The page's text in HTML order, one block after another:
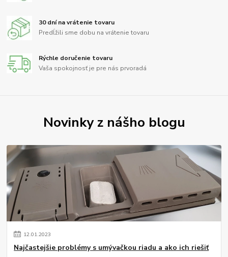
30 dní na vrátenie tovaru
Predĺžili sme dobu na vrátenie tovaru
Rýchle doručenie tovaru
Vaša spokojnosť je pre nás prvoradá
Novinky z nášho blogu
12.01.2023
Najčastejšie problémy s umývačkou riadu a ako ich riešiť